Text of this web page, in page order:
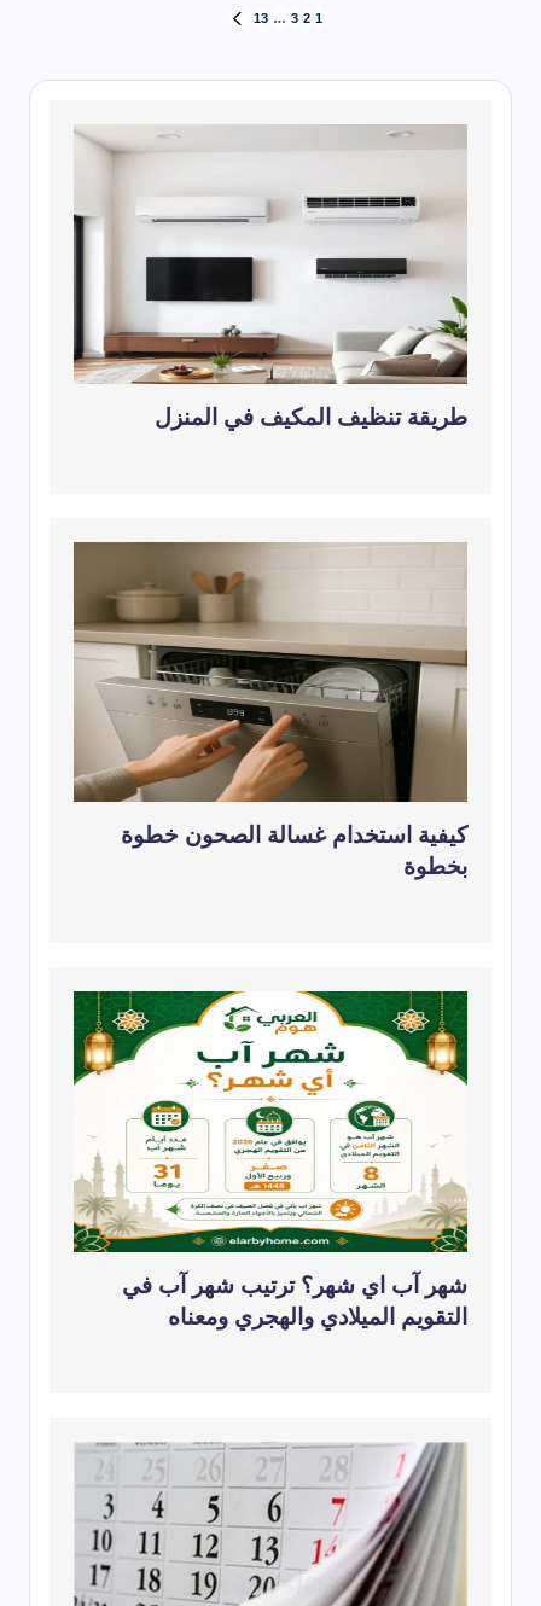
صفحات
المقالات
1
2
3
…
13
طريقة تنظيف المكيف في المنزل
كيفية استخدام غسالة الصحون خطوة
بخطوة
شهر آب اي شهر؟ ترتيب شهر آب في
التقويم الميلادي والهجري ومعناه